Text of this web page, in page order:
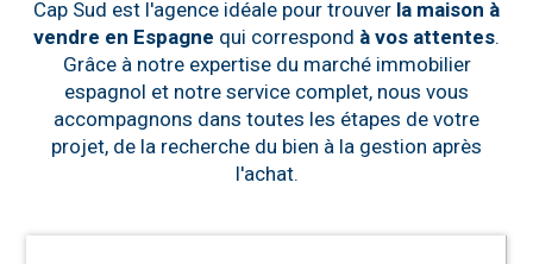
Cap Sud est l'agence idéale pour trouver la maison à
vendre en Espagne qui correspond à vos attentes.
Grâce à notre expertise du marché immobilier
espagnol et notre service complet, nous vous
accompagnons dans toutes les étapes de votre
projet, de la recherche du bien à la gestion après
l'achat.